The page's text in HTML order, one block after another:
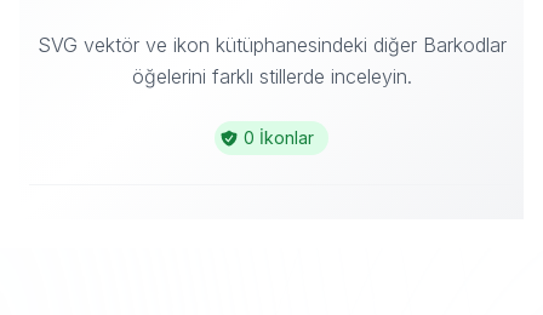
SVG vektör ve ikon kütüphanesindeki diğer Barkodlar
öğelerini farklı stillerde inceleyin.
0 İkonlar